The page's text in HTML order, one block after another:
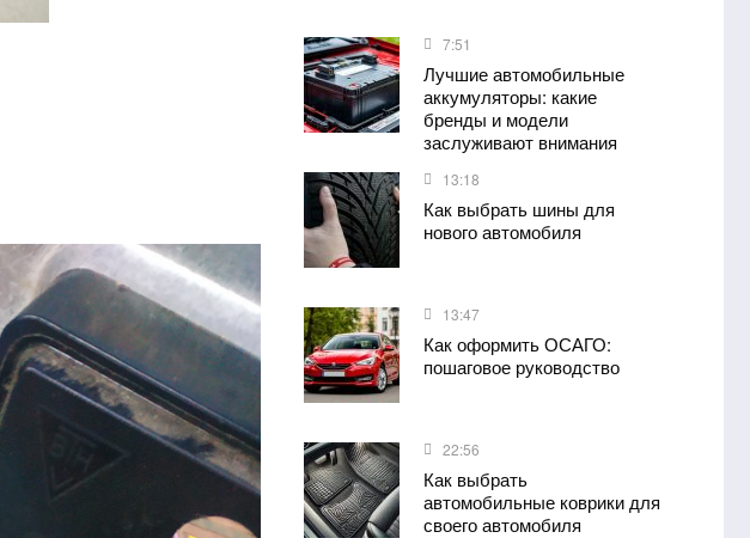
7:51
Лучшие автомобильные
аккумуляторы: какие
бренды и модели
заслуживают внимания
13:18
Как выбрать шины для
нового автомобиля
13:47
Как оформить ОСАГО:
пошаговое руководство
22:56
Как выбрать
автомобильные коврики для
своего автомобиля